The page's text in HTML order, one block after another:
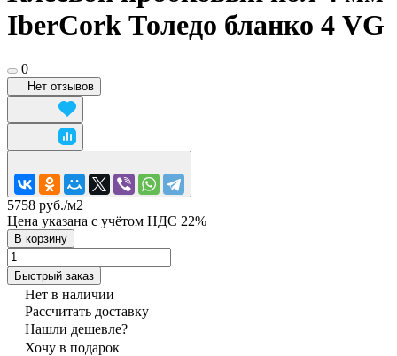
IberCork Толедо бланко 4 VG
0
Нет отзывов
5758 руб./м2
Цена указана с учётом НДС 22%
В корзину
Быстрый заказ
Нет в наличии
Рассчитать доставку
Нашли дешевле?
Хочу в подарок